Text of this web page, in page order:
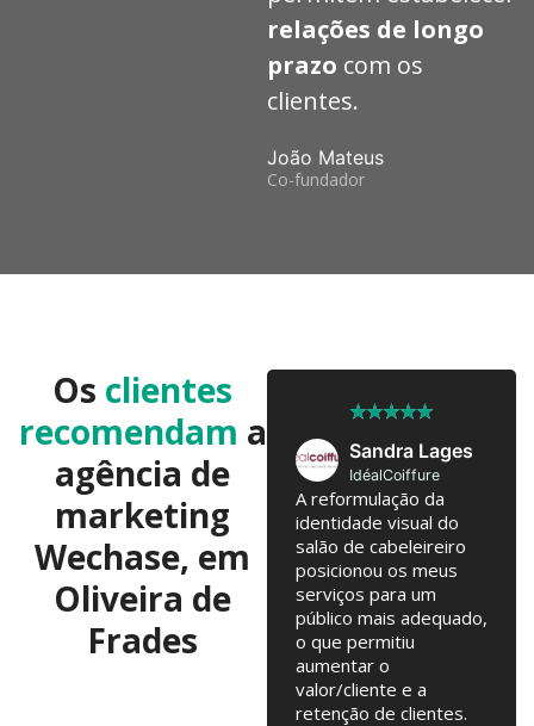
relações de longo
prazo com os
clientes.
João Mateus
Co-fundador
Os clientes
recomendam a
agência de
marketing
Wechase, em
Oliveira de
Frades
José Pedro
Twobrothers
Colaboramos já há 10
anos, com troca de
ideias regulares para
testarmos. Campanhas
online, Email Marketing,
alterações na loja
online... tudo junto tem
Sandra Lages
★★★★★
IdéalCoiffure
A reformulação da
identidade visual do
salão de cabeleireiro
posicionou os meus
serviços para um
público mais adequado,
o que permitiu
aumentar o
valor/cliente e a
retenção de clientes.